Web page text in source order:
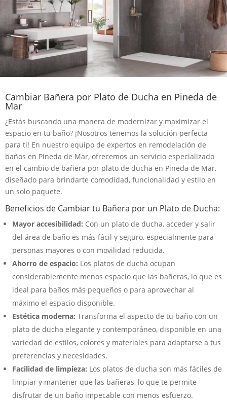
Cambiar Bañera por Plato de Ducha en Pineda de
Mar
¿Estás buscando una manera de modernizar y maximizar el
espacio en tu baño? ¡Nosotros tenemos la solución perfecta
para ti! En nuestro equipo de expertos en remodelación de
baños en Pineda de Mar, ofrecemos un servicio especializado
en el cambio de bañera por plato de ducha en Pineda de Mar,
diseñado para brindarte comodidad, funcionalidad y estilo en
un solo paquete.
Beneficios de Cambiar tu Bañera por un Plato de Ducha:
Mayor accesibilidad: Con un plato de ducha, acceder y salir
del área de baño es más fácil y seguro, especialmente para
personas mayores o con movilidad reducida.
Ahorro de espacio: Los platos de ducha ocupan
considerablemente menos espacio que las bañeras, lo que es
ideal para baños más pequeños o para aprovechar al
máximo el espacio disponible.
Estética moderna: Transforma el aspecto de tu baño con un
plato de ducha elegante y contemporáneo, disponible en una
variedad de estilos, colores y materiales para adaptarse a tus
preferencias y necesidades.
Facilidad de limpieza: Los platos de ducha son más fáciles de
limpiar y mantener que las bañeras, lo que te permite
disfrutar de un baño impecable con menos esfuerzo.